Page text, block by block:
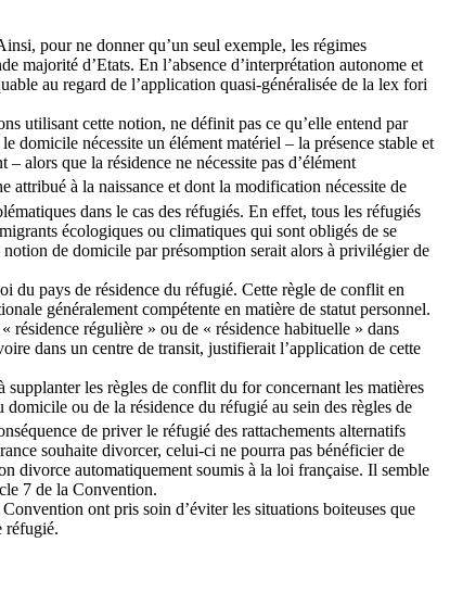
pour ne donner qu’un seul exemple, les régimes
majorité d’Etats. En l’absence d’interprétation autonome et
au regard de l’application quasi-généralisée de la lex fori
utilisant cette notion, ne définit pas ce qu’elle entend par
domicile nécessite un élément matériel – la présence stable et
alors que la résidence ne nécessite pas d’élément
à la naissance et dont la modification nécessite de
dans le cas des réfugiés. En effet, tous les réfugiés
écologiques ou climatiques qui sont obligés de se
de domicile par présomption serait alors à privilégier de
du pays de résidence du réfugié. Cette règle de conflit en
généralement compétente en matière de statut personnel.
résidence régulière » ou de « résidence habituelle » dans
dans un centre de transit, justifierait l’application de cette
les règles de conflit du for concernant les matières
ou de la résidence du réfugié au sein des règles de
de priver le réfugié des rattachements alternatifs
souhaite divorcer, celui-ci ne pourra pas bénéficier de
divorce automatiquement soumis à la loi française. Il semble
7 de la Convention.
ont pris soin d’éviter les situations boiteuses que
réfugié.